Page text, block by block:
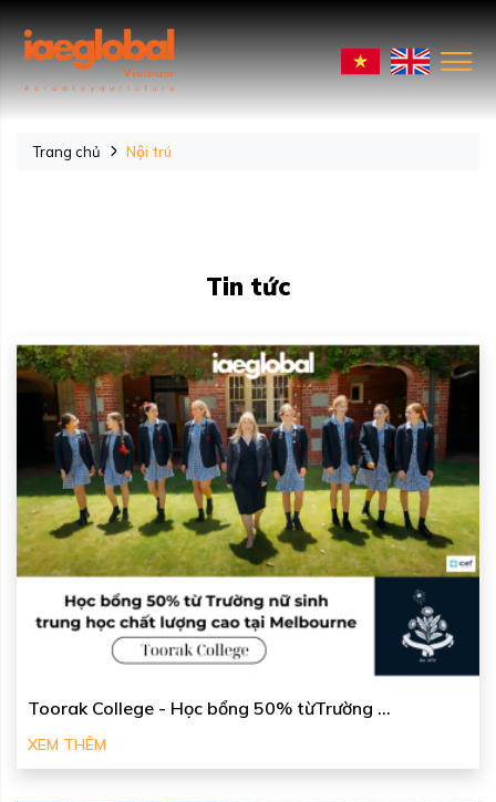
Trang chủ Nội trú
Tin tức
Toorak College - Học bổng 50% từTrường ...
XEM THÊM